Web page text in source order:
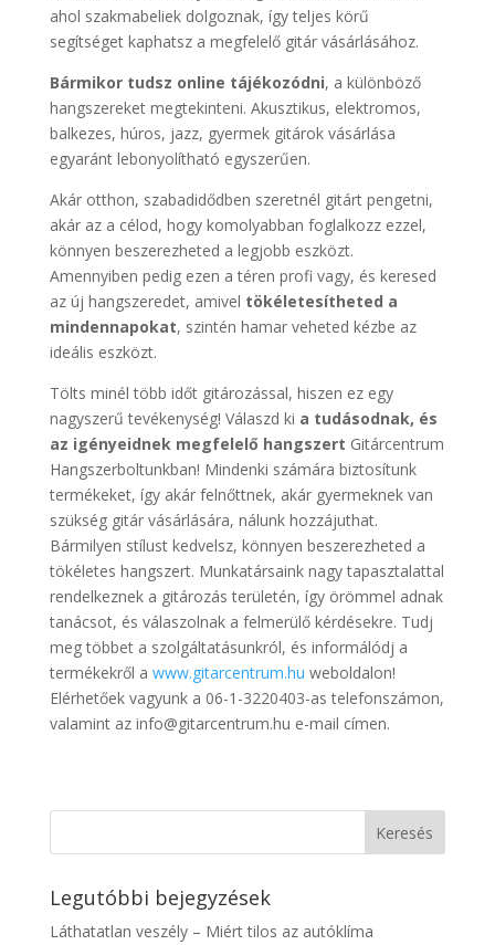
ahol szakmabeliek dolgoznak, így teljes körű
segítséget kaphatsz a megfelelő gitár vásárlásához.
Bármikor tudsz online tájékozódni, a különböző
hangszereket megtekinteni. Akusztikus, elektromos,
balkezes, húros, jazz, gyermek gitárok vásárlása
egyaránt lebonyolítható egyszerűen.
Akár otthon, szabadidődben szeretnél gitárt pengetni,
akár az a célod, hogy komolyabban foglalkozz ezzel,
könnyen beszerezheted a legjobb eszközt.
Amennyiben pedig ezen a téren profi vagy, és keresed
az új hangszeredet, amivel tökéletesítheted a
mindennapokat, szintén hamar veheted kézbe az
ideális eszközt.
Tölts minél több időt gitározással, hiszen ez egy
nagyszerű tevékenység! Válaszd ki a tudásodnak, és
az igényeidnek megfelelő hangszert Gitárcentrum
Hangszerboltunkban! Mindenki számára biztosítunk
termékeket, így akár felnőttnek, akár gyermeknek van
szükség gitár vásárlására, nálunk hozzájuthat.
Bármilyen stílust kedvelsz, könnyen beszerezheted a
tökéletes hangszert. Munkatársaink nagy tapasztalattal
rendelkeznek a gitározás területén, így örömmel adnak
tanácsot, és válaszolnak a felmerülő kérdésekre. Tudj
meg többet a szolgáltatásunkról, és informálódj a
termékekről a www.gitarcentrum.hu weboldalon!
Elérhetőek vagyunk a 06-1-3220403-as telefonszámon,
valamint az info@gitarcentrum.hu e-mail címen.
Legutóbbi bejegyzések
Láthatatlan veszély – Miért tilos az autóklíma